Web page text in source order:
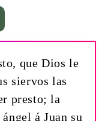
que Dios le
siervos las
presto; la
á Juan su